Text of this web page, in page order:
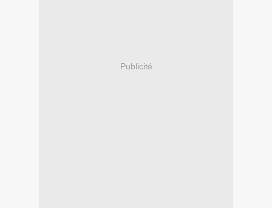
Publicité